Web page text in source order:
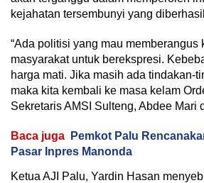
kejahatan tersembunyi yang
“Ada politisi yang mau memberangus
masyarakat untuk berekspresi.
harga mati. Jika masih ada tindakan-
maka kita kembali ke masa kelam
Sekretaris AMSI Sulteng, Abdee Mari
Baca juga
Pemkot Palu
Pasar Inpres Manonda
Ketua AJI Palu, Yardin Hasan